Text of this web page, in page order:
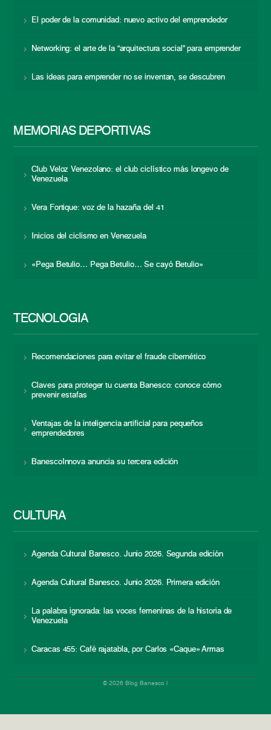
El poder de la comunidad: nuevo activo del emprendedor
Networking: el arte de la “arquitectura social” para emprender
Las ideas para emprender no se inventan, se descubren
MEMORIAS DEPORTIVAS
Club Veloz Venezolano: el club ciclístico más longevo de
Venezuela
Vera Fortique: voz de la hazaña del 41
Inicios del ciclismo en Venezuela
«Pega Betulio… Pega Betulio… Se cayó Betulio»
TECNOLOGÍA
Recomendaciones para evitar el fraude cibernético
Claves para proteger tu cuenta Banesco: conoce cómo
prevenir estafas
Ventajas de la inteligencia artificial para pequeños
emprendedores
BanescoInnova anuncia su tercera edición
CULTURA
Agenda Cultural Banesco. Junio 2026. Segunda edición
Agenda Cultural Banesco. Junio 2026. Primera edición
La palabra ignorada: las voces femeninas de la historia de
Venezuela
Caracas 455: Café rajatabla, por Carlos «Caque» Armas
© 2026 Blog Banesco |